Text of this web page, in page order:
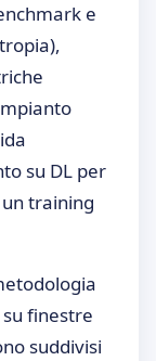
e
su DL per
un training
finestre
suddivisi